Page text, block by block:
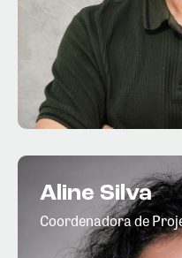
Aline Silva
Coordenadora de